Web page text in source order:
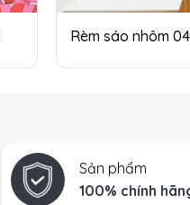
Rèm sáo nhôm 04
Sản phẩm
100% chính